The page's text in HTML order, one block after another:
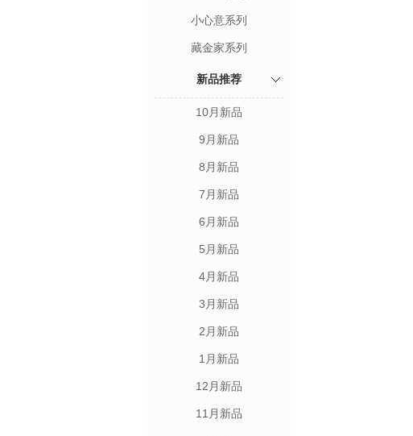
小心意系列
藏金家系列
新品推荐
10月新品
9月新品
8月新品
7月新品
6月新品
5月新品
4月新品
3月新品
2月新品
1月新品
12月新品
11月新品